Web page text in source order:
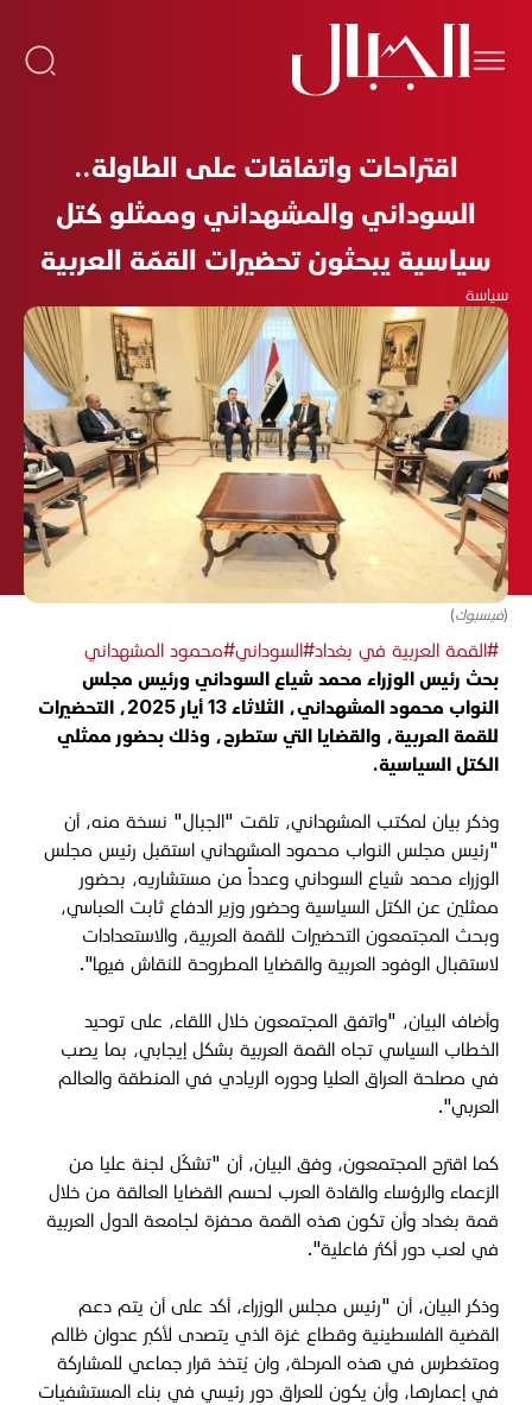
اقتراحات واتفاقات على الطاولة..
السوداني والمشهداني وممثلو كتل
سياسية يبحثون تحضيرات القمّة العربية
سياسة
(فيسبوك)
#القمة العربية في بغداد#السوداني#محمود المشهداني
بحث رئيس الوزراء محمد شياع السوداني ورئيس مجلس
النواب محمود المشهداني، الثلاثاء 13 أيار 2025، التحضيرات
للقمة العربية، والقضايا التي ستطرح، وذلك بحضور ممثلي
الكتل السياسية.
وذكر بيان لمكتب المشهداني، تلقت "الجبال" نسخة منه، أن
"رئيس مجلس النواب محمود المشهداني استقبل رئيس مجلس
الوزراء محمد شياع السوداني وعدداً من مستشاريه، بحضور
ممثلين عن الكتل السياسية وحضور وزير الدفاع ثابت العباسي،
وبحث المجتمعون التحضيرات للقمة العربية، والاستعدادات
لاستقبال الوفود العربية والقضايا المطروحة للنقاش فيها".
وأضاف البيان، "واتفق المجتمعون خلال اللقاء، على توحيد
الخطاب السياسي تجاه القمة العربية بشكل إيجابي، بما يصب
في مصلحة العراق العليا ودوره الريادي في المنطقة والعالم
العربي".
كما اقترح المجتمعون، وفق البيان، أن "تشكّل لجنة عليا من
الزعماء والرؤساء والقادة العرب لحسم القضايا العالقة من خلال
قمة بغداد وأن تكون هذه القمة محفزة لجامعة الدول العربية
في لعب دور أكثر فاعلية".
وذكر البيان، أن "رئيس مجلس الوزراء، أكد على أن يتم دعم
القضية الفلسطينية وقطاع غزة الذي يتصدى لأكبر عدوان ظالم
ومتغطرس في هذه المرحلة، وان يُتخذ قرار جماعي للمشاركة
في إعمارها، وأن يكون للعراق دور رئيسي في بناء المستشفيات